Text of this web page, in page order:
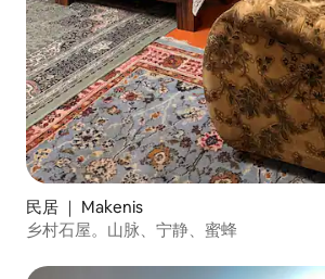
民居 ｜ Makenis
乡村石屋。山脉、宁静、蜜蜂